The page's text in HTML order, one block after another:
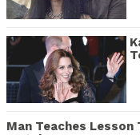
Man Teaches Lesson